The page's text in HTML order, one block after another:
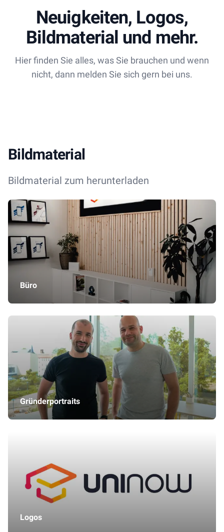
Neuigkeiten, Logos,
Bildmaterial und mehr.
Hier finden Sie alles, was Sie brauchen und wenn
nicht, dann melden Sie sich gern bei uns.
Bildmaterial
Bildmaterial zum herunterladen
Büro
Gründerportraits
Logos